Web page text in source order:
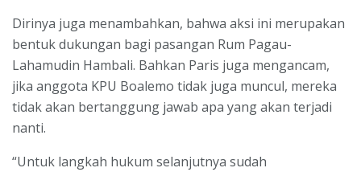
Dirinya juga menambahkan, bahwa aksi ini merupakan
bentuk dukungan bagi pasangan Rum Pagau-
Lahamudin Hambali. Bahkan Paris juga mengancam,
jika anggota KPU Boalemo tidak juga muncul, mereka
tidak akan bertanggung jawab apa yang akan terjadi
nanti.
“Untuk langkah hukum selanjutnya sudah